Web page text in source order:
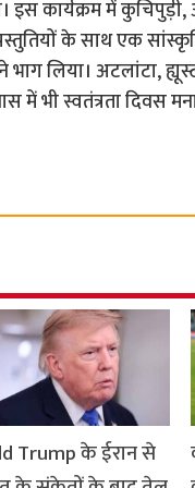
इस कार्यक्रम में
के साथ एक
भाग लिया। अटलांटा,
में भी स्वतंत्रता दिवस
Trump के ईरान से